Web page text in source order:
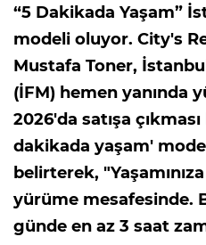
“5 Dakikada Yaşam”
modeli oluyor. City's
Mustafa Toner,
(İFM) hemen yanında
2026'da satışa
dakikada yaşam'
belirterek,
yürüme mesafesinde.
günde en az 3 saat